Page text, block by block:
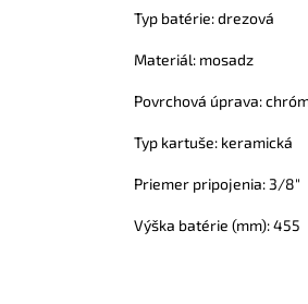
Typ batérie: drezová
Materiál: mosadz
Povrchová úprava:
Typ kartuše: keramická
Priemer pripojenia: 3/8"
Výška batérie (mm): 455